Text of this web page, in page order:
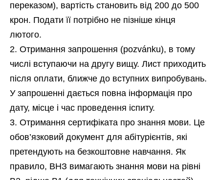
переказом), вартість становить від 200 до 500
крон. Подати її потрібно не пізніше кінця
лютого.
Отримання запрошення (pozvánku), в тому
числі вступаючи на другу вищу. Лист приходить
після оплати, ближче до вступних випробувань.
У запрошенні дається повна інформація про
дату, місце і час проведення іспиту.
Отримання сертифіката про знання мови. Це
обов’язковий документ для абітурієнтів, які
претендують на безкоштовне навчання. Як
правило, ВНЗ вимагають знання мови на рівні